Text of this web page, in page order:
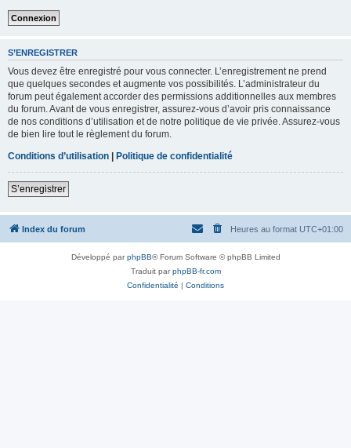
S’ENREGISTRER
Vous devez être enregistré pour vous connecter. L’enregistrement ne prend
que quelques secondes et augmente vos possibilités. L’administrateur du
forum peut également accorder des permissions additionnelles aux membres
du forum. Avant de vous enregistrer, assurez-vous d’avoir pris connaissance
de nos conditions d’utilisation et de notre politique de vie privée. Assurez-vous
de bien lire tout le règlement du forum.
Conditions d’utilisation | Politique de confidentialité
S’enregistrer
Index du forum Heures au format UTC+01:00
Développé parphpBB® Forum Software © phpBB Limited
Traduit parphpBB-fr.com
Confidentialité | Conditions